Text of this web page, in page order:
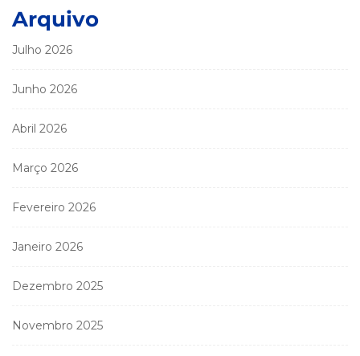
Arquivo
Julho 2026
Junho 2026
Abril 2026
Março 2026
Fevereiro 2026
Janeiro 2026
Dezembro 2025
Novembro 2025